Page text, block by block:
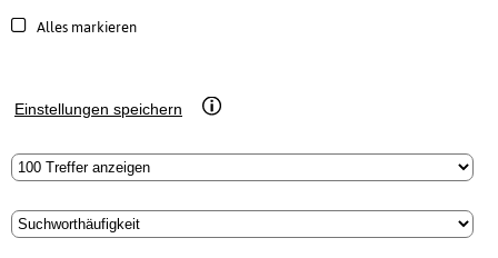
Alles markieren
Einstellungen speichern